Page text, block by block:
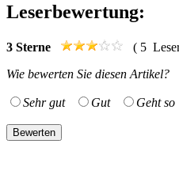
Leserbewertung:
3 Sterne ( 5
Wie bewerten Sie diesen Artikel?
Sehr gut Gut Geht so